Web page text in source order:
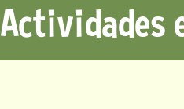
Actividades